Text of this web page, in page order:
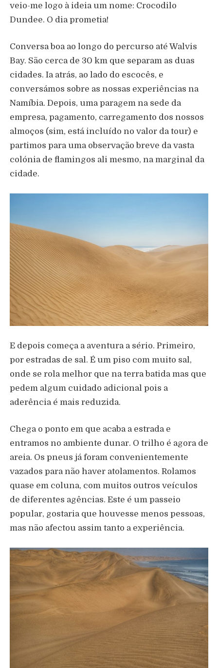
veio-me logo à ideia um nome: Crocodilo
Dundee. O dia prometia!
Conversa boa ao longo do percurso até Walvis
Bay. São cerca de 30 km que separam as duas
cidades. Ia atrás, ao lado do escocês, e
conversámos sobre as nossas experiências na
Namíbia. Depois, uma paragem na sede da
empresa, pagamento, carregamento dos nossos
almoços (sim, está incluído no valor da tour) e
partimos para uma observação breve da vasta
colónia de flamingos ali mesmo, na marginal da
cidade.
E depois começa a aventura a sério. Primeiro,
por estradas de sal. É um piso com muito sal,
onde se rola melhor que na terra batida mas que
pedem algum cuidado adicional pois a
aderência é mais reduzida.
Chega o ponto em que acaba a estrada e
entramos no ambiente dunar. O trilho é agora de
areia. Os pneus já foram convenientemente
vazados para não haver atolamentos. Rolamos
quase em coluna, com muitos outros veículos
de diferentes agências. Este é um passeio
popular, gostaria que houvesse menos pessoas,
mas não afectou assim tanto a experiência.